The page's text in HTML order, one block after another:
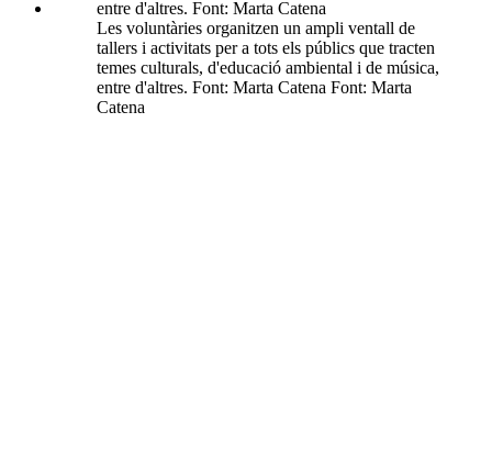
Les voluntàries organitzen un ampli ventall de
tallers i activitats per a tots els públics que tracten
temes culturals, d'educació ambiental i de música,
entre d'altres. Font: Marta Catena Font: Marta
Catena